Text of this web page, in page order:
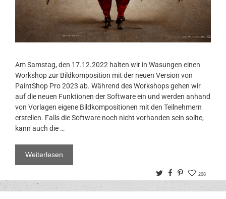
Am Samstag, den 17.12.2022 halten wir in Wasungen einen
Workshop zur Bildkomposition mit der neuen Version von
PaintShop Pro 2023 ab. Während des Workshops gehen wir
auf die neuen Funktionen der Software ein und werden anhand
von Vorlagen eigene Bildkompositionen mit den Teilnehmern
erstellen. Falls die Software noch nicht vorhanden sein sollte,
kann auch die …
Weiterlesen
TwitterFacebook
Pinterest
208